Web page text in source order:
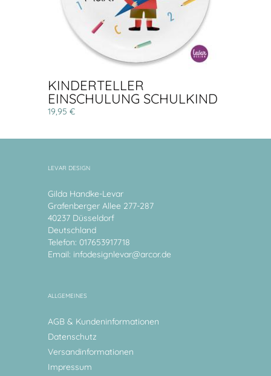
KINDERTELLER
EINSCHULUNG SCHULKIND
19,95 €
LEVAR DESIGN
Gilda Handke-Levar
Grafenberger Allee 277-287
40237 Düsseldorf
Deutschland
Telefon: 017653917718
Email: infodesignlevar@arcor.de
ALLGEMEINES
AGB & Kundeninformationen
Datenschutz
Versandinformationen
Impressum